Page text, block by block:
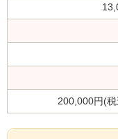
200,000円(